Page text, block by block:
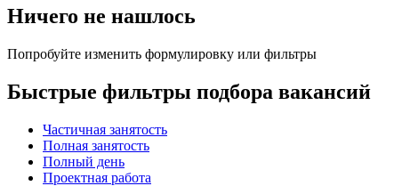
Ничего не нашлось
Попробуйте изменить формулировку или фильтры
Быстрые фильтры подбора вакансий
Частичная занятость
Полная занятость
Полный день
Проектная работа